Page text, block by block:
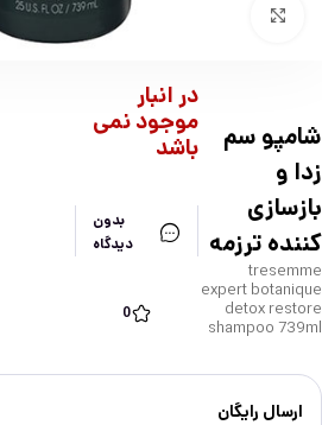
بزرگنمایی تصویر
در انبار
موجود نمی
باشد
بدون
دیدگاه
0
شامپو سم
زدا و
بازسازی
کننده ترزمه
tresemme
expert botanique
detox restore
shampoo 739ml
ارسال رایگان